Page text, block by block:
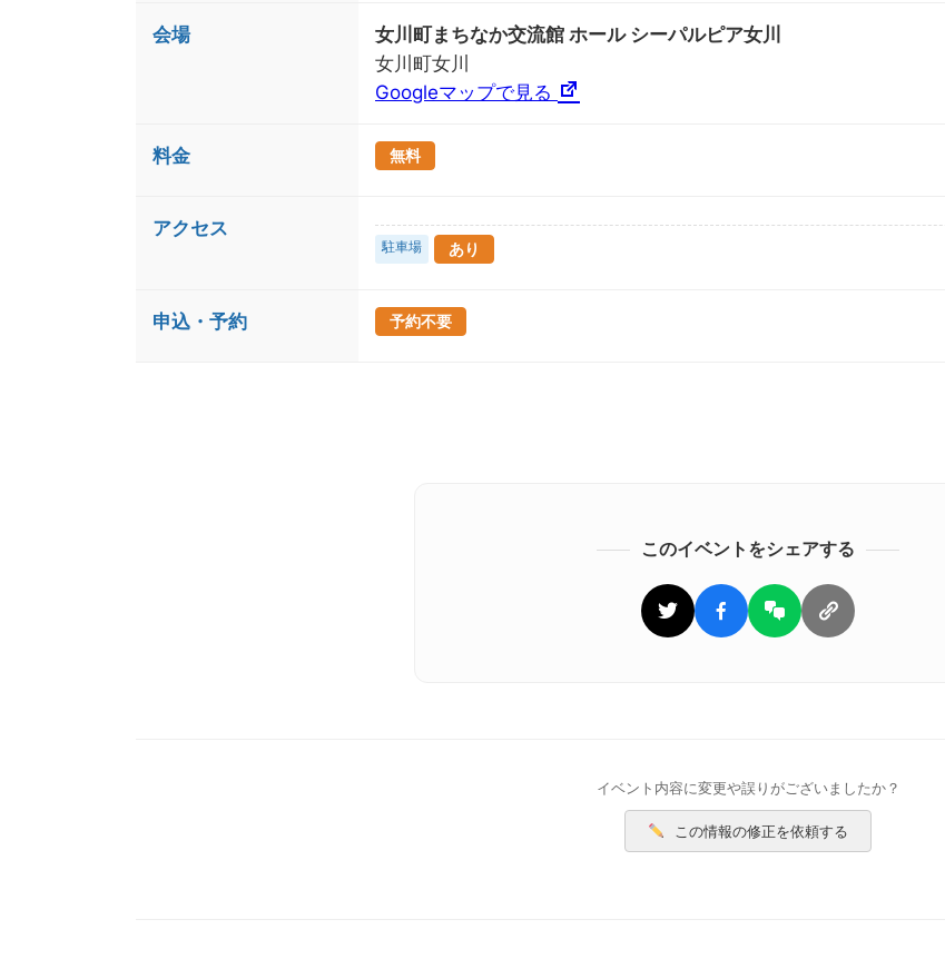
会場
女川町まちなか交流館 ホール シーパルピア女川
女川町女川
Googleマップで見る
料金 無料
アクセス
駐車場 あり
申込・予約 予約不要
このイベントをシェアする
イベント内容に変更や誤りがございましたか？
この情報の修正を依頼する